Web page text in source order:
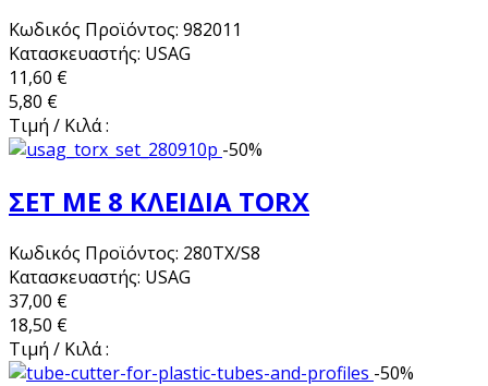
Κωδικός Προϊόντος: 982011
Κατασκευαστής: USAG
11,60 €
5,80 €
Τιμή / Κιλά :
-50%
ΣΕΤ ΜΕ 8 ΚΛΕΙΔΙΑ TORX
Κωδικός Προϊόντος: 280TX/S8
Κατασκευαστής: USAG
37,00 €
18,50 €
Τιμή / Κιλά :
-50%